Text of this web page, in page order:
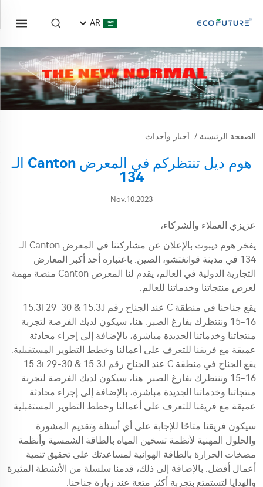
AR
الصفحة الرئيسية / أخبار وأحداث
هوم ديل تنتظركم في المعرض Canton الـ
134
Nov.10.2023
عزيزي العملاء والشركاء،
يفخر هوم ديبوت بالإعلان عن مشاركتنا في المعرض Canton الـ
134 في مدينة قوانغتشو، الصين. باعتباره أحد أكبر المعارض
التجارية الدولية في العالم، يقدم لنا المعرض Canton منصة مهمة
لعرض منتجاتنا وخدماتنا للعالم.
يقع جناحنا في منطقة C عند الجناح رقم 15.3i 29-30 & 15.3J
15-16 وننتظرك بفارغ الصبر. هنا، سيكون لديك الفرصة لتجربة
منتجاتنا وخدماتنا الجديدة مباشرة، بالإضافة إلى إجراء محادثة
عميقة مع فريقنا للتعرف على أعمالنا وخطط التطوير المستقبلية.
يقع الجناح في منطقة C عند الجناح رقم 15.3i 29-30 & 15.3J
15-16 وننتظرك بفارغ الصبر. هنا، سيكون لديك الفرصة لتجربة
منتجاتنا وخدماتنا الجديدة مباشرة، بالإضافة إلى إجراء محادثة
عميقة مع فريقنا للتعرف على أعمالنا وخطط التطوير المستقبلية.
سيكون فريقنا متاحًا للإجابة على أي أسئلة وتقديم المشورة
والحلول المهنية لأنظمة تسخين المياه بالطاقة الشمسية وأنظمة
مضخات الحرارة بالطاقة الهوائية لمساعدتك على تحقيق تنمية
أعمال أفضل. بالإضافة إلى ذلك، قدمنا سلسلة من الأنشطة المثيرة
والهدايا لتستمتع بتجربة أكثر متعة عند زيارة جناحنا.